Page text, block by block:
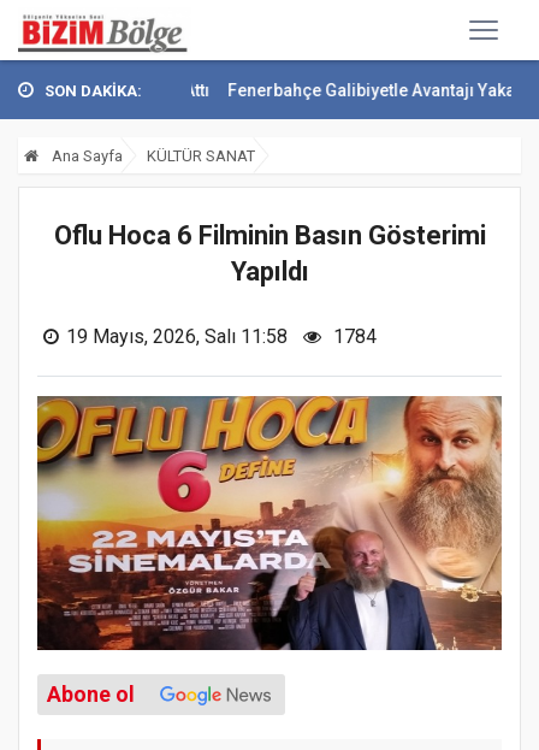
SON DAKİKA:
Pençesini Attı Fenerbahçe Galibiyetle Avantajı Yakaladı
Ana Sayfa KÜLTÜR SANAT
Oflu Hoca 6 Filminin Basın Gösterimi
Yapıldı
19 Mayıs, 2026, Salı 11:58 1784
Abone ol